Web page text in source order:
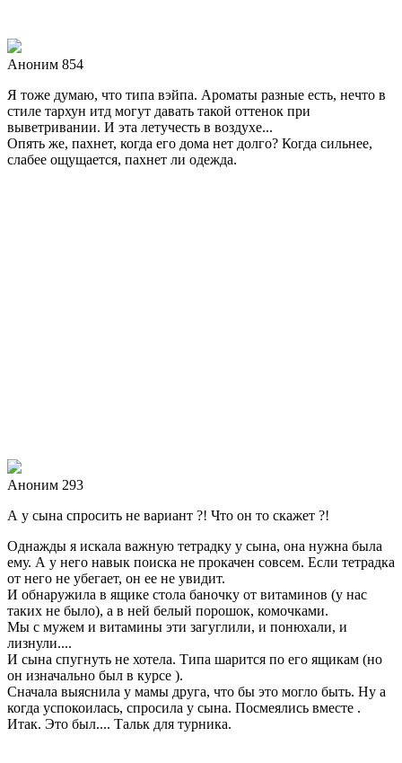
Аноним 854
Я тоже думаю, что типа вэйпа. Ароматы разные есть, нечто в
стиле тархун итд могут давать такой оттенок при
выветривании. И эта летучесть в воздухе...
Опять же, пахнет, когда его дома нет долго? Когда сильнее,
слабее ощущается, пахнет ли одежда.
Аноним 293
А у сына спросить не вариант ?! Что он то скажет ?!
Однажды я искала важную тетрадку у сына, она нужна была
ему. А у него навык поиска не прокачен совсем. Если тетрадка
от него не убегает, он ее не увидит.
И обнаружила в ящике стола баночку от витаминов (у нас
таких не было), а в ней белый порошок, комочками.
Мы с мужем и витамины эти загуглили, и понюхали, и
лизнули....
И сына спугнуть не хотела. Типа шарится по его ящикам (но
он изначально был в курсе ).
Сначала выяснила у мамы друга, что бы это могло быть. Ну а
когда успокоилась, спросила у сына. Посмеялись вместе .
Итак. Это был.... Тальк для турника.